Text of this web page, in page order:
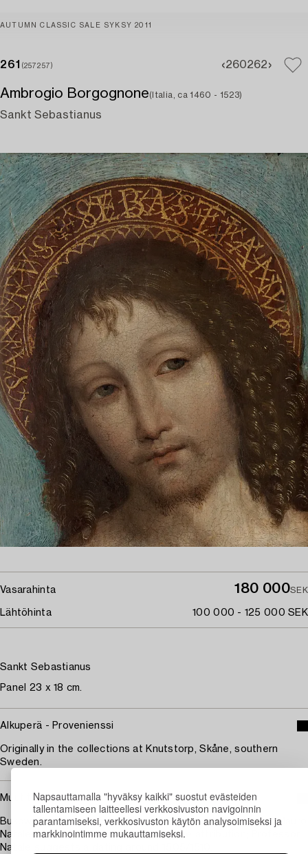
Napsauttamalla "hyväksy kaikki" suostut evästeiden
tallentamiseen laitteellesi verkkosivuston navigoinnin
parantamiseksi, verkkosivuston käytön analysoimiseksi ja
markkinointimme mukauttamiseksi.
AUTUMN CLASSIC SALE SYKSY 2011
261 (257257) 260262
Ambrogio Borgognone(Italia, ca 1460 - 1523)
Sankt Sebastianus
Vasarahinta 180 000SEK
Lähtöhinta 100 000 - 125 000 SEK
Sankt Sebastianus
Panel 23 x 18 cm.
Alkuperä - Provenienssi
Originally in the collections at Knutstorp, Skåne, southern
Sweden.
Muut tiedot
Bukowskis are grateful to Everett Fahy and to Professor Mauro
Natale for independently proposing the attribution; Professor
Natale suggests a dating around 1505/1510.